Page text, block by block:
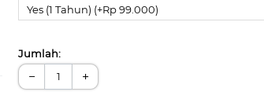
Yes (1 Tahun) (+Rp 99.000)
Jumlah:
− +